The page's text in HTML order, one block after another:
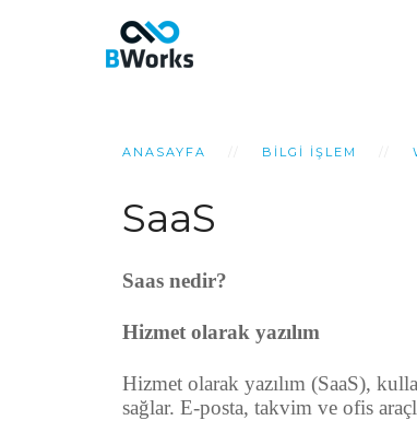
ANASAYFA BILGI İŞLEM
SaaS
Saas nedir?
Hizmet olarak yazılım
Hizmet olarak yazılım (SaaS),
sağlar. E-posta, takvim ve ofis